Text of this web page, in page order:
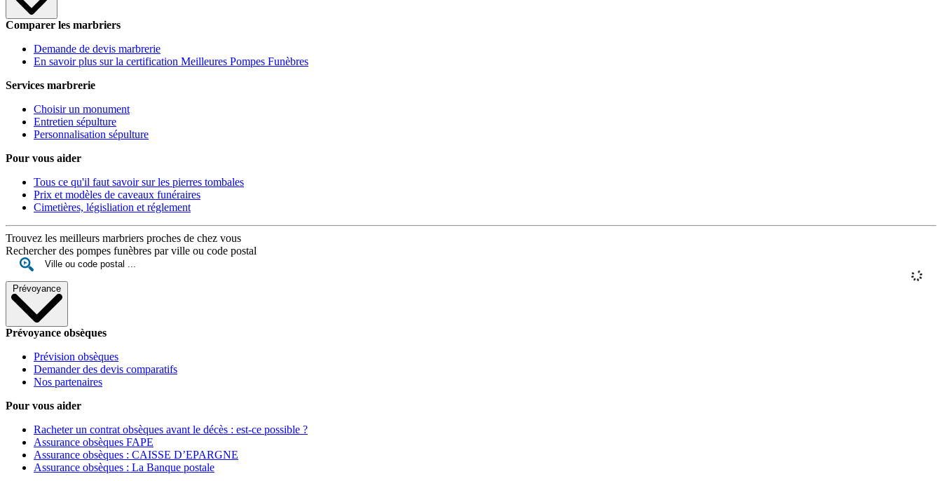
Comparer les marbriers
Demande de devis marbrerie
En savoir plus sur la certification Meilleures Pompes Funèbres
Services marbrerie
Choisir un monument
Entretien sépulture
Personnalisation sépulture
Pour vous aider
Tous ce qu'il faut savoir sur les pierres tombales
Prix et modèles de caveaux funéraires
Cimetières, législiation et réglement
Trouvez les meilleurs marbriers proches de chez vous
Rechercher des pompes funèbres par ville ou code postal
Prévoyance
Prévoyance obsèques
Prévision obsèques
Demander des devis comparatifs
Nos partenaires
Pour vous aider
Racheter un contrat obsèques avant le décès : est-ce possible ?
Assurance obsèques FAPE
Assurance obsèques : CAISSE D’EPARGNE
Assurance obsèques : La Banque postale